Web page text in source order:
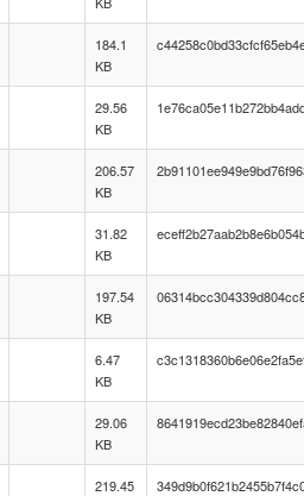
184.1
KB
29.56
KB
206.57
KB
31.82
KB
197.54
KB
6.47
KB
29.06
KB
219.45